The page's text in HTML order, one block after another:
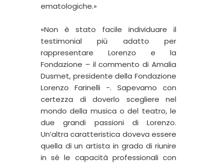
ematologiche.»
«Non è stato facile individuare il
testimonial più adatto per
rappresentare Lorenzo e la
Fondazione – il commento di Amalia
Dusmet, presidente della Fondazione
Lorenzo Farinelli -. Sapevamo con
certezza di doverlo scegliere nel
mondo della musica o del teatro, le
due grandi passioni di Lorenzo.
Un’altra caratteristica doveva essere
quella di un artista in grado di riunire
in sé le capacità professionali con